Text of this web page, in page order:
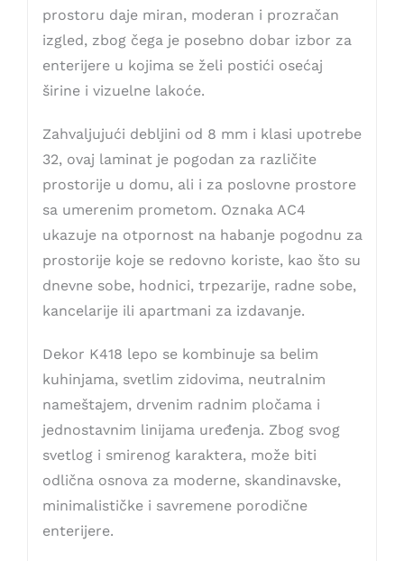
prostoru daje miran, moderan i prozračan
izgled, zbog čega je posebno dobar izbor za
enterijere u kojima se želi postići osećaj
širine i vizuelne lakoće.
Zahvaljujući debljini od 8 mm i klasi upotrebe
32, ovaj laminat je pogodan za različite
prostorije u domu, ali i za poslovne prostore
sa umerenim prometom. Oznaka AC4
ukazuje na otpornost na habanje pogodnu za
prostorije koje se redovno koriste, kao što su
dnevne sobe, hodnici, trpezarije, radne sobe,
kancelarije ili apartmani za izdavanje.
Dekor K418 lepo se kombinuje sa belim
kuhinjama, svetlim zidovima, neutralnim
nameštajem, drvenim radnim pločama i
jednostavnim linijama uređenja. Zbog svog
svetlog i smirenog karaktera, može biti
odlična osnova za moderne, skandinavske,
minimalističke i savremene porodične
enterijere.